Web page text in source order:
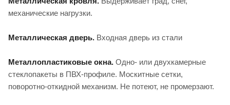
механические нагрузки.
Металлическая дверь. Входная дверь из стали
Металлопластиковые окна. Одно- или двухкамерные
стеклопакеты в ПВХ-профиле. Москитные сетки,
поворотно-откидной механизм. Не потеют, не промерзают.